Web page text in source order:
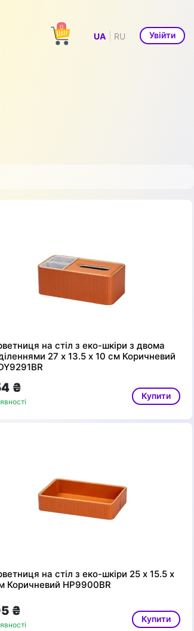
0
UA RU Увійти
на стіл з еко-шкіри з двома
27 х 13.5 х 10 см Коричневий
₴
Купити
на стіл з еко-шкіри 25 х 15.5 х
Коричневий HP9900BR
₴
Купити